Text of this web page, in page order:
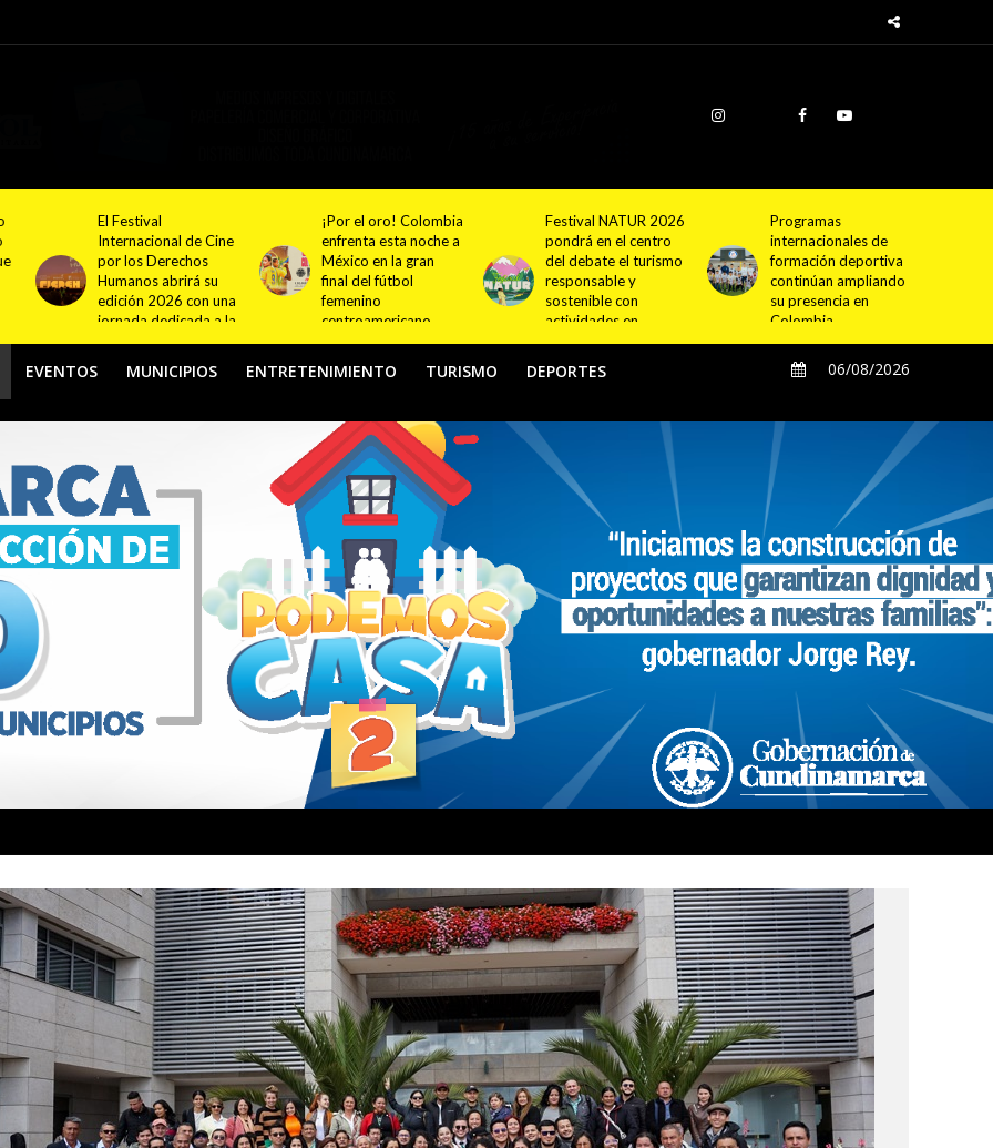
¡Por el oro! Colombia
enfrenta esta noche a
México en la gran
final del fútbol
femenino
centroamericano
Festival NATUR 2026
pondrá en el centro
del debate el turismo
responsable y
sostenible con
actividades en
Bogotá y Guasca
Programas
internacionales de
formación deportiva
continúan ampliando
su presencia en
Colombia
Cundinamarca
proyecta la
construcción de
4.000 nuevas
viviendas en 12
municipios
EVENTOS MUNICIPIOS ENTRETENIMIENTO TURISMO DEPORTES 06/08/2026